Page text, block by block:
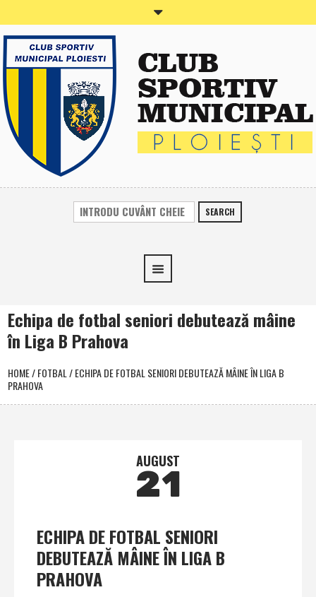
SEARCH
Echipa de fotbal seniori debutează mâine
în Liga B Prahova
HOME/FOTBAL/ECHIPA DE FOTBAL SENIORI DEBUTEAZĂ MÂINE ÎN LIGA B
PRAHOVA
AUGUST
21
ECHIPA DE FOTBAL SENIORI
DEBUTEAZĂ MÂINE ÎN LIGA B
PRAHOVA